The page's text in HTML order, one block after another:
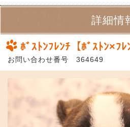
詳細情
ﾎﾞｽﾄﾝﾌﾚﾝﾁ【ﾎﾞｽﾄﾝ×ﾌﾚ
お問い合わせ番号 364649